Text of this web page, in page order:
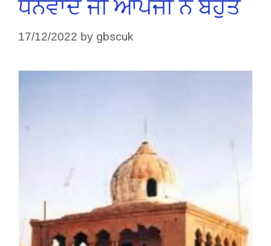
ਧੰਨਵਾਦ ਜੀ ਆਪਜੀ ਨੇ ਬਹੁਤ
17/12/2022 by gbscuk